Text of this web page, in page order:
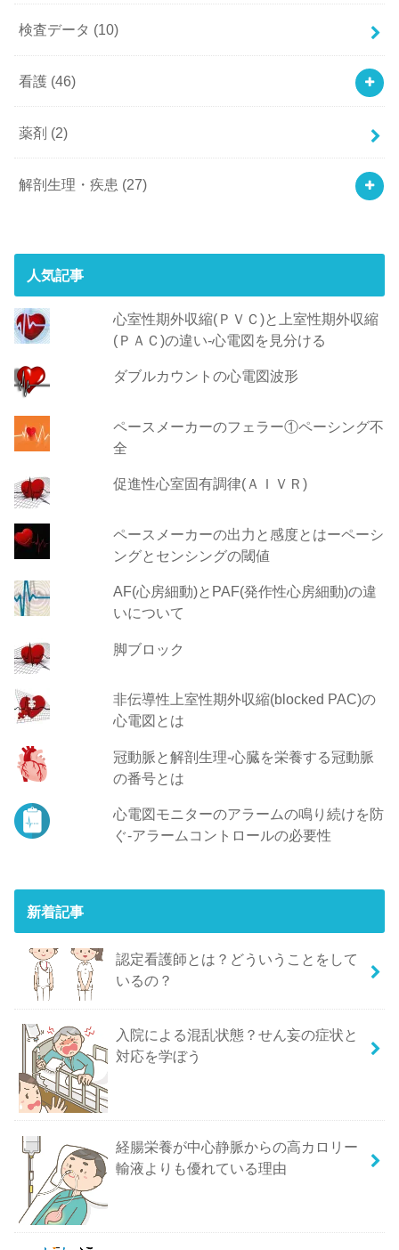
検査データ (10)
看護 (46)
薬剤 (2)
解剖生理・疾患 (27)
人気記事
心室性期外収縮(ＰＶＣ)と上室性期外収縮
(ＰＡＣ)の違い-心電図を見分ける
ダブルカウントの心電図波形
ペースメーカーのフェラー①ペーシング不
全
促進性心室固有調律(ＡＩＶＲ)
ペースメーカーの出力と感度とはーペーシ
ングとセンシングの閾値
AF(心房細動)とPAF(発作性心房細動)の違
いについて
脚ブロック
非伝導性上室性期外収縮(blocked PAC)の
心電図とは
冠動脈と解剖生理-心臓を栄養する冠動脈
の番号とは
心電図モニターのアラームの鳴り続けを防
ぐ-アラームコントロールの必要性
新着記事
認定看護師とは？どういうことをして
いるの？
入院による混乱状態？せん妄の症状と
対応を学ぼう
経腸栄養が中心静脈からの高カロリー
輸液よりも優れている理由